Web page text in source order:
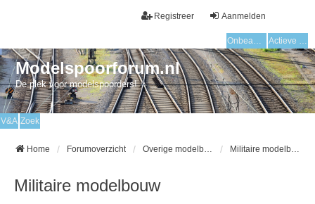
Aanmelden
Registreer
Onbeantwoorde onderwerpen Actieve onderwerpen
Modelspoorforum.nl
De plek voor modelspoorders!
V&A Zoek
Home Forumoverzicht Overige modelbouw Militaire modelbouw
Militaire modelbouw